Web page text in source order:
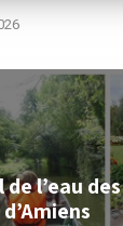
l’eau des